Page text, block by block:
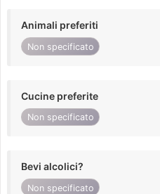
Animali preferiti
Non specificato
Cucine preferite
Non specificato
Bevi alcolici?
Non specificato